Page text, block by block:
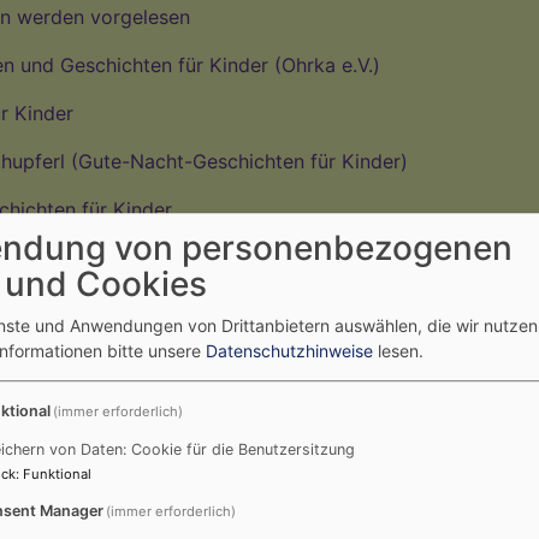
werden vorgelesen
und Geschichten für Kinder (Ohrka e.V.)
Kinder
(Gute-Nacht-Geschichten für Kinder)
für Kinder
Kinos als PDF (kostenloser Download)
Sprachförderung zu Hause (PDF)
für Kinder (PDF)
von personenbezogenen
Cookies
und Anwendungen von Drittanbietern auswählen, die wir
bitte unsere Datenschutzhinweise lesen.
(immer erforderlich)
von Daten: Cookie für die Benutzersitzung
: Funktional
Manager (immer erforderlich)